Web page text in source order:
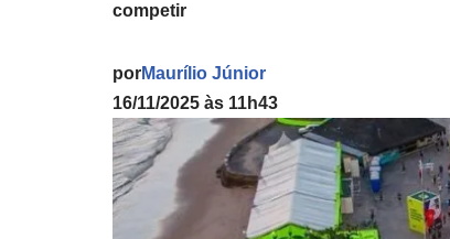
competir
porMaurílio Júnior
16/11/2025 às 11h43